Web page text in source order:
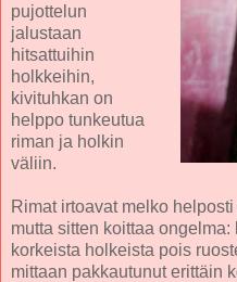
pujottelun
jalustaan
hitsattuihin
holkkeihin,
kivituhkan on
helppo tunkeutua
riman ja holkin
väliin.
Rimat irtoavat melko
mutta sitten koittaa
korkeista holkeista pois
mittaan pakkautunut erittäin